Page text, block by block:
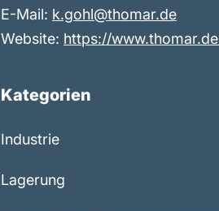
E-Mail: k.gohl@thomar.de
Website: https://
Kategorien
Industrie
Lagerung